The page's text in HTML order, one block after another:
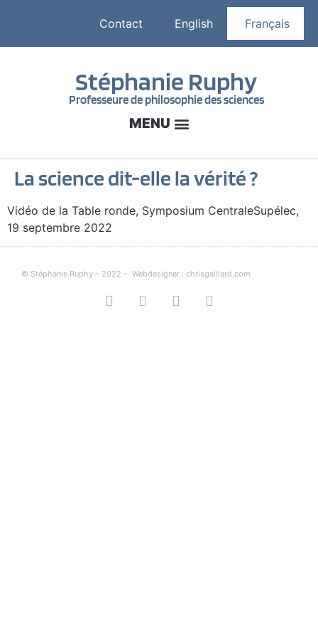
Contact English Français
Stéphanie Ruphy
Professeure de philosophie des sciences
La science dit-elle la vérité ?
Vidéo de la Table ronde, Symposium CentraleSupélec,
19 septembre 2022
© Stéphanie Ruphy – 2022 – Webdesigner : chrisgaillard.com